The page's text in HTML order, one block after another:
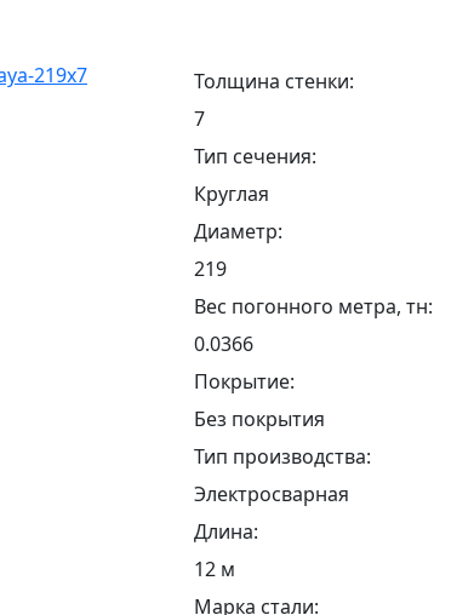
Толщина стенки:
7
Тип сечения:
Круглая
Диаметр:
219
Вес погонного метра, тн:
0.0366
Покрытие:
Без покрытия
Тип производства:
Электросварная
Длина:
12 м
Марка стали: